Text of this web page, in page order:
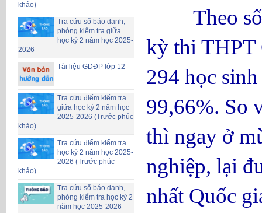
khảo)
Tra cứu số báo danh,
phòng kiểm tra giữa
học kỳ 2 năm học 2025-
2026
Tài liệu GDĐP lớp 12
Tra cứu điểm kiểm tra
giữa học kỳ 2 năm học
2025-2026 (Trước phúc
khảo)
Tra cứu điểm kiểm tra
học kỳ 2 năm học 2025-
2026 (Trước phúc
khảo)
Tra cứu số báo danh,
phòng kiểm tra học kỳ 2
năm học 2025-2026
Theo
kỳ thi THPT
294 học
99,66%. So
thì ngay ở
nghiệp, lại
nhất Quốc